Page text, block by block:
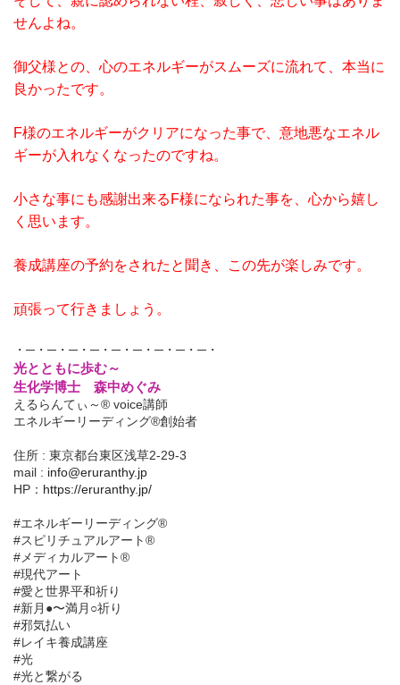
せんよね。
御父様との、心のエネルギーがスムーズに流れて、本当に
良かったです。
F様のエネルギーがクリアになった事で、意地悪なエネル
ギーが入れなくなったのですね。
小さな事にも感謝出来るF様になられた事を、心から嬉し
く思います。
養成講座の予約をされたと聞き、この先が楽しみです。
頑張って行きましょう。
・─・─・─・─・─・─・─・─・─・
光とともに歩む～
生化学博士 森中めぐみ
えるらんてぃ～® voice講師
エネルギーリーディング®創始者
住所 : 東京都台東区浅草2-29-3
mail : info@eruranthy.jp
HP： https://eruranthy.jp/
#エネルギーリーディング®︎
#スピリチュアルアート®︎
#メディカルアート®︎
#現代アート
#愛と世界平和祈り
#新月●〜満月○祈り
#邪気払い
#レイキ養成講座
#光
#光と繋がる